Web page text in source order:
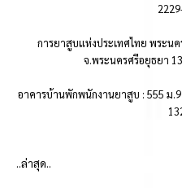
การยาสูบแห่งประเทศไทย พระน
จ.พระนครศรีอยุธยา
อาคารบ้านพักพนักงานยาสูบ : 555 ม
..ล่าสุด..